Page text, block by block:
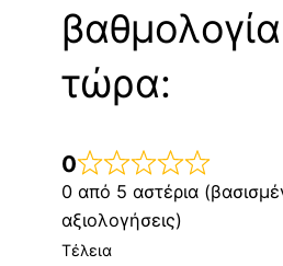
τώρα:
0
0 από 5 αστέρια
αξιολογήσεις)
Τέλεια